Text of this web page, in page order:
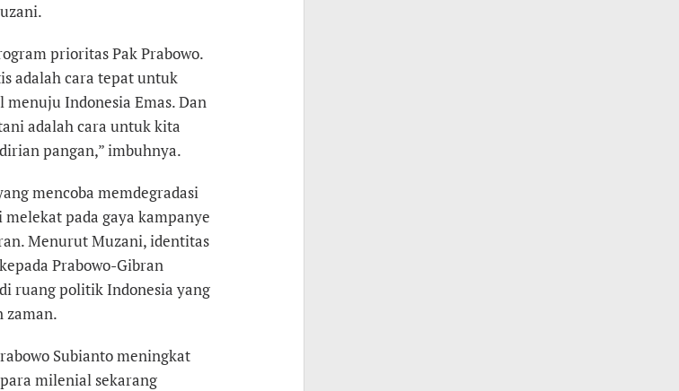
prioritas Pak Prabowo.
adalah cara tepat untuk
Indonesia Emas. Dan
adalah cara untuk kita
pangan,” imbuhnya.
mencoba memdegradasi
pada gaya kampanye
Menurut Muzani, identitas
Prabowo-Gibran
ruang politik Indonesia yang
zaman.
Subianto meningkat
milenial sekarang